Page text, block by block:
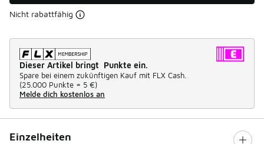
Nicht rabattfähig
Dieser Artikel bringt Punkte ein.
Spare bei einem zukünftigen Kauf mit FLX Cash.
(25.000 Punkte = 5 €)
Melde dich kostenlos an
Einzelheiten